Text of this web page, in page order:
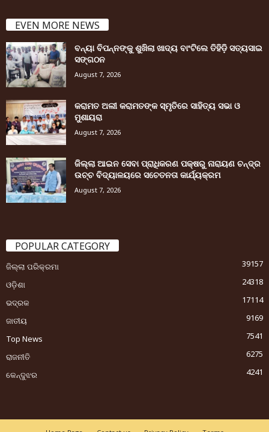
EVEN MORE NEWS
ବନ୍ୟା ବିପନ୍ନଙ୍କୁ ଶୁଖିଲା ଖାଦ୍ୟ ବାଂଟିଲେ ତିହିଡି଼ ସତ୍ୟସାଇ
ସଙ୍ଗଠନ
August 7, 2026
କରାମତ ଅଲୀ କରାମତଙ୍କ ସ୍ମୃତିରେ ସାହିତ୍ୟ ସଭା ଓ
ମୁଶାୟରା
August 7, 2026
ଜିଲ୍ଲା ଆଇନ ସେବା ପ୍ରାଧିକରଣ ପକ୍ଷରୁ ନାରାୟଣ ଚନ୍ଦ୍ର
ଉଚ୍ଚ ବିଦ୍ୟାଳୟରେ ସଚେତନତା କାର୍ଯ୍ୟକ୍ରମ
August 7, 2026
POPULAR CATEGORY
ଜିଲ୍ଲା ପରିକ୍ରମା
39157
ଓଡ଼ିଶା
24318
ଭଦ୍ରକ
17114
ଜାତୀୟ
9169
Top News
7541
ରାଜନୀତି
6275
କେନ୍ଦୁଝର
4241